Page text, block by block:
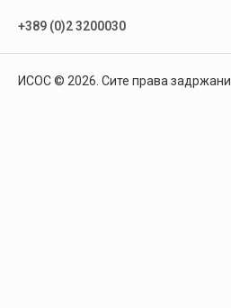
+389 (0)2 3200030
ИСОС © 2026. Сите права задржани.